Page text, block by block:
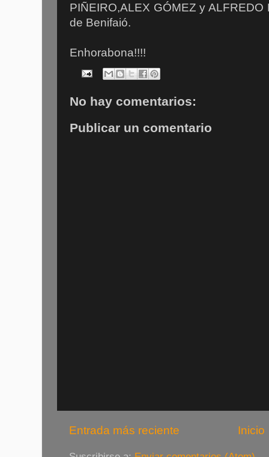
PIÑEIRO,ALEX GÓMEZ y
de Benifaió.
Enhorabona!!!!
No hay comentarios:
Publicar un comentario
Entrada más reciente Inicio